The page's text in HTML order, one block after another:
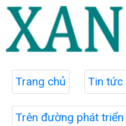
Trang chủ Tin tức
Trên đường phát triển